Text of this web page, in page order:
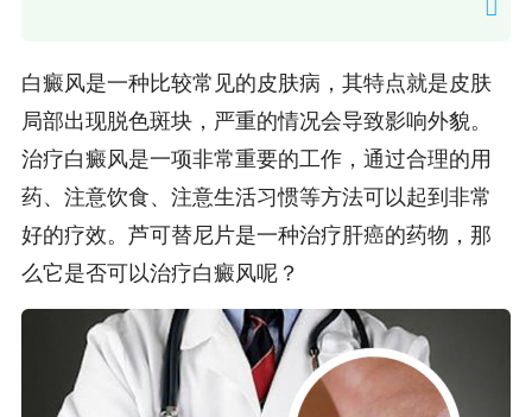
白癜风是一种比较常见的皮肤病，其特点就是皮肤
局部出现脱色斑块，严重的情况会导致影响外貌。
治疗白癜风是一项非常重要的工作，通过合理的用
药、注意饮食、注意生活习惯等方法可以起到非常
好的疗效。芦可替尼片是一种治疗肝癌的药物，那
么它是否可以治疗白癜风呢？